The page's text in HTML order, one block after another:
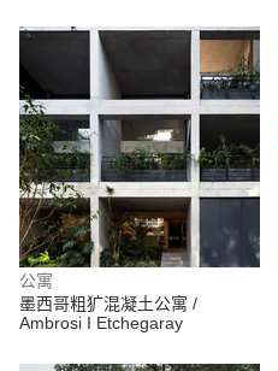
公寓
墨西哥粗犷混凝土公寓 /
Ambrosi I Etchegaray